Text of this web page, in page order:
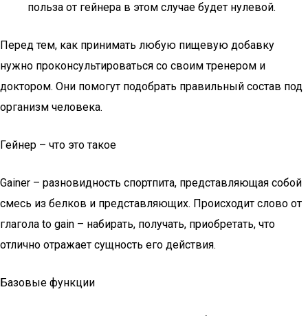
польза от гейнера в этом случае будет нулевой.
Перед тем, как принимать любую пищевую добавку
нужно проконсультироваться со своим тренером и
доктором. Они помогут подобрать правильный состав под
организм человека.
Гейнер – что это такое
Gainer – разновидность спортпита, представляющая собой
смесь из белков и представляющих. Происходит слово от
глагола to gain – набирать, получать, приобретать, что
отлично отражает сущность его действия.
Базовые функции